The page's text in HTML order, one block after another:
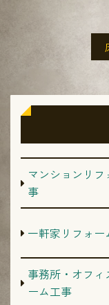
マンションリフ
事
一軒家リフォー
事務所・オフィ
ーム工事